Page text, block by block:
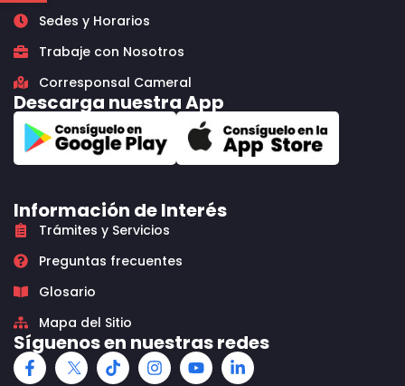
Sedes y Horarios
Trabaje con Nosotros
Corresponsal Cameral
Descarga nuestra App
Información de Interés
Trámites y Servicios
Preguntas frecuentes
Glosario
Mapa del Sitio
Síguenos en nuestras redes